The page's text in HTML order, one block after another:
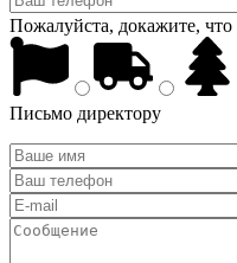
Пожалуйста, докажите,
Письмо директору